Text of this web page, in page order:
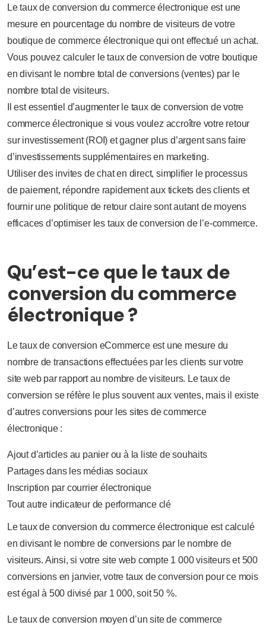
Le taux de conversion du commerce électronique est une
mesure en pourcentage du nombre de visiteurs de votre
boutique de commerce électronique qui ont effectué un achat.
Vous pouvez calculer le taux de conversion de votre boutique
en divisant le nombre total de conversions (ventes) par le
nombre total de visiteurs.
Il est essentiel d’augmenter le taux de conversion de votre
commerce électronique si vous voulez accroître votre retour
sur investissement (ROI) et gagner plus d’argent sans faire
d’investissements supplémentaires en marketing.
Utiliser des invites de chat en direct, simplifier le processus
de paiement, répondre rapidement aux tickets des clients et
fournir une politique de retour claire sont autant de moyens
efficaces d’optimiser les taux de conversion de l’e-commerce.
Qu’est-ce que le taux de
conversion du commerce
électronique ?
Le taux de conversion eCommerce est une mesure du
nombre de transactions effectuées par les clients sur votre
site web par rapport au nombre de visiteurs. Le taux de
conversion se réfère le plus souvent aux ventes, mais il existe
d’autres conversions pour les sites de commerce
électronique :
Ajout d’articles au panier ou à la liste de souhaits
Partages dans les médias sociaux
Inscription par courrier électronique
Tout autre indicateur de performance clé
Le taux de conversion du commerce électronique est calculé
en divisant le nombre de conversions par le nombre de
visiteurs. Ainsi, si votre site web compte 1 000 visiteurs et 500
conversions en janvier, votre taux de conversion pour ce mois
est égal à 500 divisé par 1 000, soit 50 %.
Le taux de conversion moyen d’un site de commerce